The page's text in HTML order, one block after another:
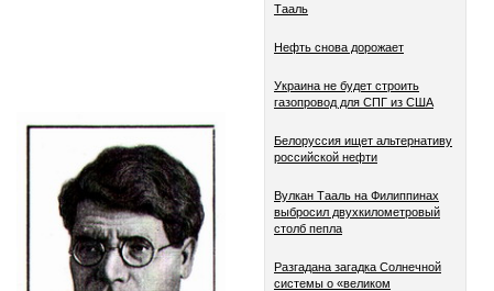
Тааль
Нефть снова дорожает
Украина не будет строить
газопровод для СПГ из США
Белоруссия ищет альтернативу
российской нефти
Вулкан Тааль на Филиппинах
выбросил двухкилометровый
столб пепла
Разгадана загадка Солнечной
системы о «великом